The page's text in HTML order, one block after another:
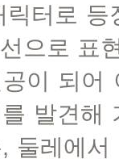
터로
으로 표
이 되어
발견해
둘레에